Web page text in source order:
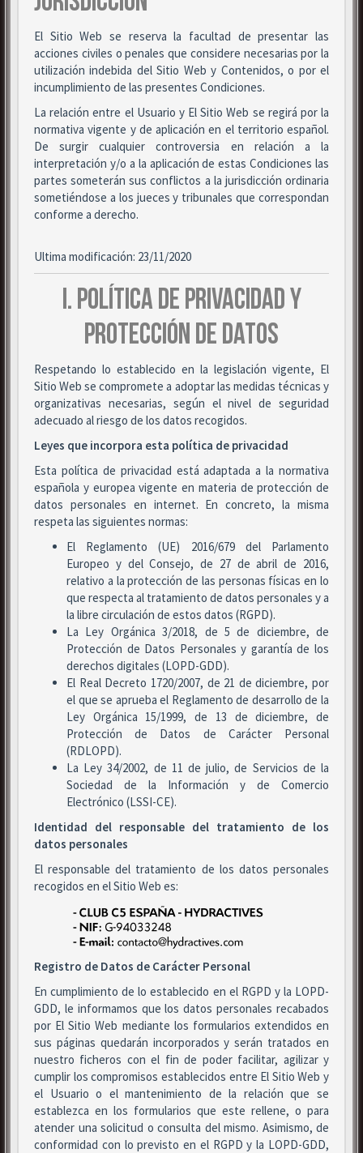
El Sitio Web se reserva la facultad de presentar las
acciones civiles o penales que considere necesarias por la
utilización indebida del Sitio Web y Contenidos, o por el
incumplimiento de las presentes Condiciones.
La relación entre el Usuario y El Sitio Web se regirá por la
normativa vigente y de aplicación en el territorio español.
De surgir cualquier controversia en relación a la
interpretación y/o a la aplicación de estas Condiciones las
partes someterán sus conflictos a la jurisdicción ordinaria
sometiéndose a los jueces y tribunales que correspondan
conforme a derecho.
Ultima modificación: 23/11/2020
I. POLÍTICA DE PRIVACIDAD Y
PROTECCIÓN DE DATOS
Respetando lo establecido en la legislación vigente, El
Sitio Web se compromete a adoptar las medidas técnicas y
organizativas necesarias, según el nivel de seguridad
adecuado al riesgo de los datos recogidos.
Leyes que incorpora esta política de privacidad
Esta política de privacidad está adaptada a la normativa
española y europea vigente en materia de protección de
datos personales en internet. En concreto, la misma
respeta las siguientes normas:
El Reglamento (UE) 2016/679 del Parlamento
Europeo y del Consejo, de 27 de abril de 2016,
relativo a la protección de las personas físicas en lo
que respecta al tratamiento de datos personales y a
la libre circulación de estos datos (RGPD).
La Ley Orgánica 3/2018, de 5 de diciembre, de
Protección de Datos Personales y garantía de los
derechos digitales (LOPD-GDD).
El Real Decreto 1720/2007, de 21 de diciembre, por
el que se aprueba el Reglamento de desarrollo de la
Ley Orgánica 15/1999, de 13 de diciembre, de
Protección de Datos de Carácter Personal
(RDLOPD).
La Ley 34/2002, de 11 de julio, de Servicios de la
Sociedad de la Información y de Comercio
Electrónico (LSSI-CE).
Identidad del responsable del tratamiento de los
datos personales
El responsable del tratamiento de los datos personales
recogidos en el Sitio Web es:
Registro de Datos de Carácter Personal
En cumplimiento de lo establecido en el RGPD y la LOPD-
GDD, le informamos que los datos personales recabados
por El Sitio Web mediante los formularios extendidos en
sus páginas quedarán incorporados y serán tratados en
nuestro ficheros con el fin de poder facilitar, agilizar y
cumplir los compromisos establecidos entre El Sitio Web y
el Usuario o el mantenimiento de la relación que se
establezca en los formularios que este rellene, o para
atender una solicitud o consulta del mismo. Asimismo, de
conformidad con lo previsto en el RGPD y la LOPD-GDD,